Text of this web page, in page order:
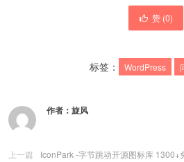
赞 (0)
标签： WordPress
作者： 旋风
上一篇
IconPark -字节跳动开源图标库 1300+